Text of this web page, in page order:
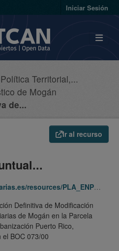
Iniciar Sesión
Política Territorial,...
de Mogán
de...
Ir al recurso
URB_PLA/GC/Moga/295/indice.html
Definitiva de Modificación
de Mogán en la Parcela
Puerto Rico,
BOC 073/00